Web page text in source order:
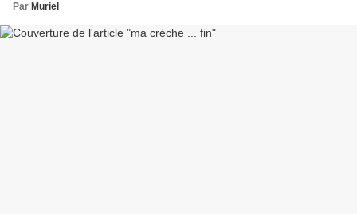
Par Muriel